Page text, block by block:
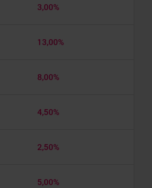
3,00%
13,00%
8,00%
4,50%
2,50%
5,00%